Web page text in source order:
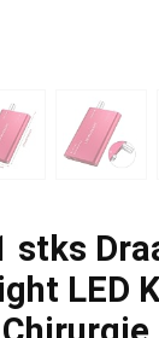
stks
LED